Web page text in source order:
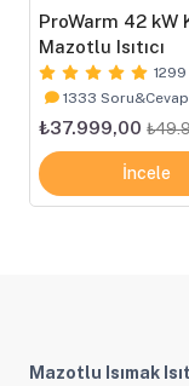
ProWarm 42 kW
Mazotlu Isıtıcı
1333 Soru&Cevap
₺37.999,00
İncele
Mazotlu Isımak